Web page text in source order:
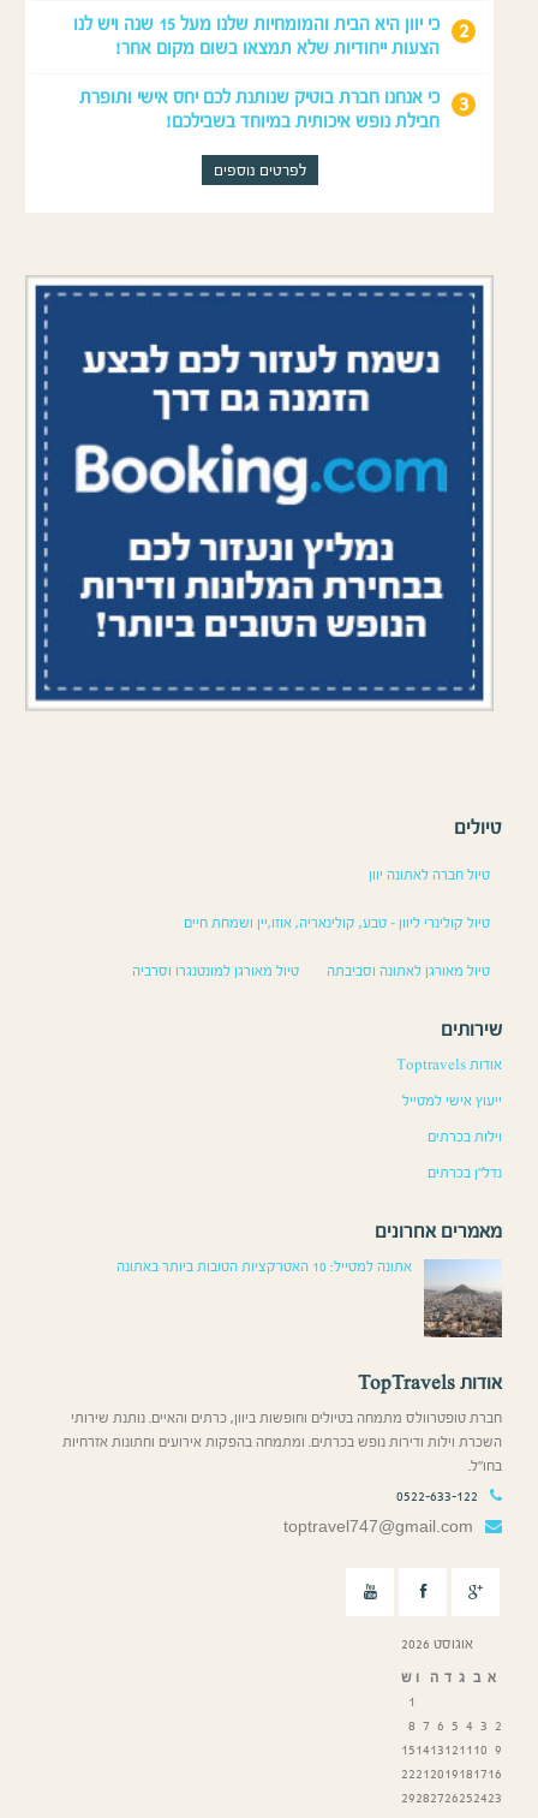
כי יוון היא הבית והמומחיות שלנו מעל 15 שנה ויש לנו
הצעות ייחודיות שלא תמצאו בשום מקום אחר!
כי אנחנו חברת בוטיק שנותנת לכם יחס אישי ותופרת
חבילת נופש איכותית במיוחד בשבילכם!
לפרטים נוספים
טיולים
טיול חברה לאתונה יוון
טיול קולינרי ליוון – טבע, קולינאריה, אוזו,יין ושמחת חיים
טיול מאורגן לאתונה וסביבתה טיול מאורגן למונטנגרו וסרביה
שירותים
אודות Toptravels
ייעוץ אישי למטייל
וילות בכרתים
נדל”ן בכרתים
מאמרים אחרונים
אתונה למטייל: 10 האטרקציות הטובות ביותר באתונה
אודות TopTravels
חברת טופטרוולס מתמחה בטיולים וחופשות ביוון, כרתים והאיים. נותנת שירותי
השכרת וילות ודירות נופש בכרתים. ומתמחה בהפקות אירועים וחתונות אזרחיות
בחו”ל.
0522-633-122
toptravel747@gmail.com
אוגוסט 2026
א ב ג ד ה ו ש
1
2
3
4
5
6
7
8
9
10
11
12
13
14
15
16
17
18
19
20
21
22
23
24
25
26
27
28
29